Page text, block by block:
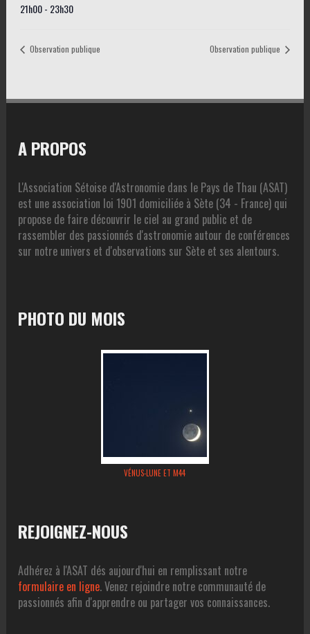
21h00 - 23h30
Observation publique Observation publique
A PROPOS
L'Association Sétoise d'Astronomie dans le Pays de Thau (ASAT)
est une association loi 1901 domiciliée à Sète (34 - France) qui
propose de faire découvrir le ciel au grand public et de
rassembler des passionnés d'astronomie autour de conférences
sur notre univers et d'observations sur Sète et ses alentours.
PHOTO DU MOIS
VÉNUS-LUNE ET M44
REJOIGNEZ-NOUS
Adhérez à l'ASAT dés aujourd'hui en remplissant notre
formulaire en ligne. Venez rejoindre notre communauté de
passionnés afin d'apprendre ou partager vos connaissances.